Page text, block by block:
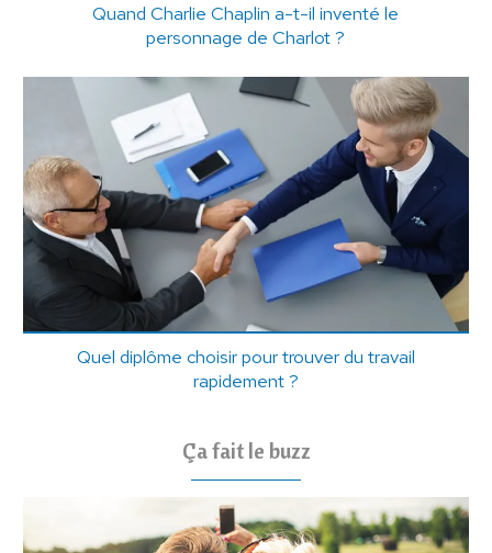
Quand Charlie Chaplin a-t-il inventé le
personnage de Charlot ?
Quel diplôme choisir pour trouver du travail
rapidement ?
Ça fait le buzz